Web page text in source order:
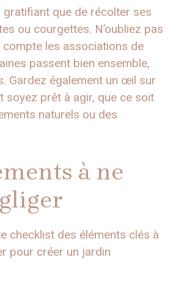
gratifiant que de récolter ses
ou courgettes. N’oubliez pas
compte les associations de
passent bien ensemble,
Gardez également un œil sur
soyez prêt à agir, que ce soit
naturels ou des
à ne
checklist des éléments clés à
pour créer un jardin